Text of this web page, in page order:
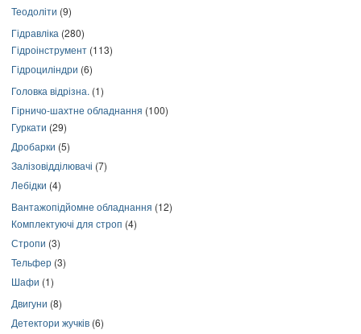
Теодоліти (9)
Гідравліка (280)
Гідроінструмент (113)
Гідроциліндри (6)
Головка відрізна. (1)
Гірничо-шахтне обладнання (100)
Гуркати (29)
Дробарки (5)
Залізовідділювачі (7)
Лебідки (4)
Вантажопідйомне обладнання (12)
Комплектуючі для строп (4)
Стропи (3)
Тельфер (3)
Шафи (1)
Двигуни (8)
Детектори жучків (6)